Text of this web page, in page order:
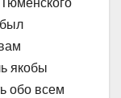
был
якобы
обо всем